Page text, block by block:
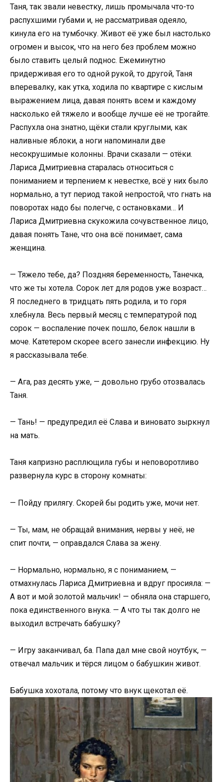
Таня, так звали невестку, лишь промычала что-то
распухшими губами и, не рассматривая одеяло,
кинула его на тумбочку. Живот её уже был настолько
огромен и высок, что на него без проблем можно
было ставить целый поднос. Ежеминутно
придерживая его то одной рукой, то другой, Таня
вперевалку, как утка, ходила по квартире с кислым
выражением лица, давая понять всем и каждому
насколько ей тяжело и вообще лучше её не трогайте.
Распухла она знатно, щёки стали круглыми, как
наливные яблоки, а ноги напоминали две
несокрушимые колонны. Врачи сказали — отёки.
Лариса Дмитриевна старалась относиться с
пониманием и терпением к невестке, всё у них было
нормально, а тут период такой непростой, что гнать на
поворотах надо бы полегче, с остановками… И
Лариса Дмитриевна скукожила сочувственное лицо,
давая понять Тане, что она всё понимает, сама
женщина.
— Тяжело тебе, да? Поздняя беременность, Танечка,
что же ты хотела. Сорок лет для родов уже возраст…
Я последнего в тридцать пять родила, и то горя
хлебнула. Весь первый месяц с температурой под
сорок — воспаление почек пошло, белок нашли в
моче. Катетером скорее всего занесли инфекцию. Ну
я рассказывала тебе.
— Ага, раз десять уже, — довольно грубо отозвалась
Таня.
— Тань! — предупредил её Слава и виновато зыркнул
на мать.
Таня капризно расплющила губы и неповоротливо
развернула курс в сторону комнаты:
— Пойду прилягу. Скорей бы родить уже, мочи нет.
— Ты, мам, не обращай внимания, нервы у неё, не
спит почти, — оправдался Слава за жену.
— Нормально, нормально, я с пониманием, —
отмахнулась Лариса Дмитриевна и вдруг просияла: —
А вот и мой золотой мальчик! — обняла она старшего,
пока единственного внука. — А что ты так долго не
выходил встречать бабушку?
— Игру заканчивал, ба. Папа дал мне свой ноутбук, —
отвечал мальчик и тёрся лицом о бабушкин живот.
Бабушка хохотала, потому что внук щекотал её.